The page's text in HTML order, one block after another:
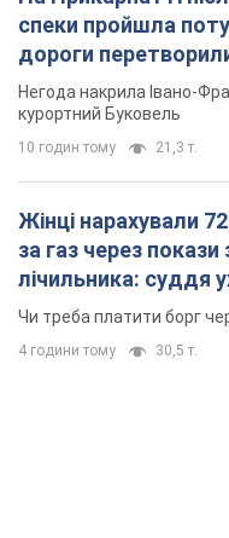
спеки пройшла
дороги
Відео
Негода накрила Івано-
курортний Буковель
10 годин тому 21,3 т.
Жінці нарахували
за газ через покази
лічильника: суддя
неочікуване
Чи треба платити борг
4 години тому 30,5 т.